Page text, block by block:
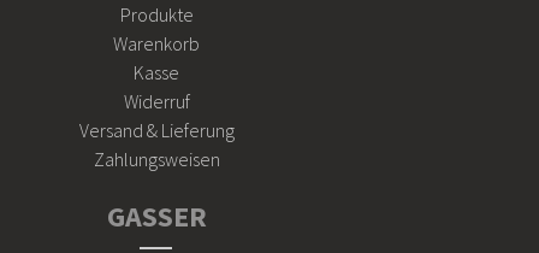
Produkte
Warenkorb
Kasse
Widerruf
Versand & Lieferung
Zahlungsweisen
GASSER